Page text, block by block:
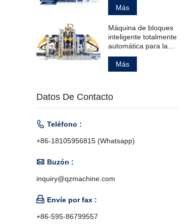
Más
Máquina de bloques
inteligente totalmente
automática para la
fabricación de
productos de
hormigón.
Más
Datos De Contacto
 Teléfono :
+86-18105956815 (Whatsapp)
 Buzón :
inquiry@qzmachine.com
 Envíe por fax :
+86-595-86799557